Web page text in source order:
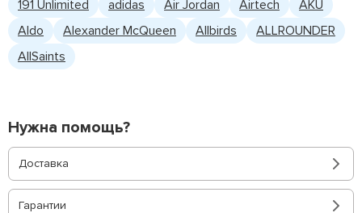
191 Unlimited adidas Air Jordan Airtech
AKU
Aldo
Alexander McQueen Allbirds
ALLROUNDER
AllSaints
Нужна помощь?
Доставка
Гарантии